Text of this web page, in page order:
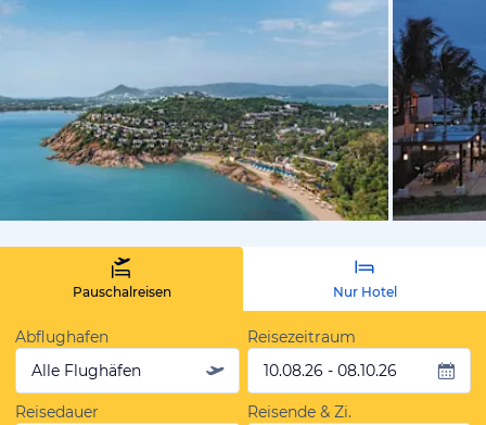
von
Pauschalreisen Nur Hotel
Abflughafen
Alle Flughäfen
Reisezeitraum
10.08.26 - 08.10.26
Reisedauer
Reisende & Zi.